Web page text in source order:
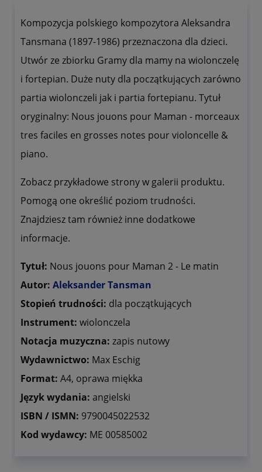
Kompozycja polskiego kompozytora Aleksandra
Tansmana (1897-1986) przeznaczona dla dzieci.
Utwór ze zbiorku Gramy dla mamy na wiolonczelę
i fortepian. Duże nuty dla początkujących zarówno
partia wiolonczeli jak i partia fortepianu. Tytuł
oryginalny: Nous jouons pour Maman - morceaux
tres faciles en grosses notes pour violoncelle &
piano.
Zobacz przykładowe strony w galerii produktu.
Pomogą one określić poziom trudności.
Znajdziesz tam również inne dodatkowe
informacje.
Tytuł: Nous jouons pour Maman 2 - Le matin
Autor: Aleksander Tansman
Stopień trudności: dla początkujących
Instrument: wiolonczela
Notacja muzyczna: zapis nutowy
Wydawnictwo: Max Eschig
Format: A4, oprawa miękka
Język wydania: angielski
ISBN / ISMN: 9790045022532
Kod wydawcy: ME 00585002